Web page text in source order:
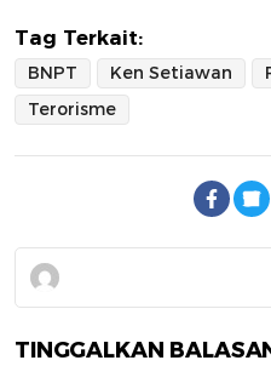
Tag Terkait:
BNPT Ken Setiawan
Terorisme
TINGGALKAN